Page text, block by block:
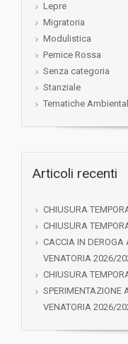
Lepre
Migratoria
Modulistica
Pernice Rossa
Senza categoria
Stanziale
Tematiche
Articoli recenti
CHIUSURA
CHIUSURA
CACCIA IN DEROGA
VENATORIA 2026/
CHIUSURA
SPERIMENTAZIONE
VENATORIA 2026/